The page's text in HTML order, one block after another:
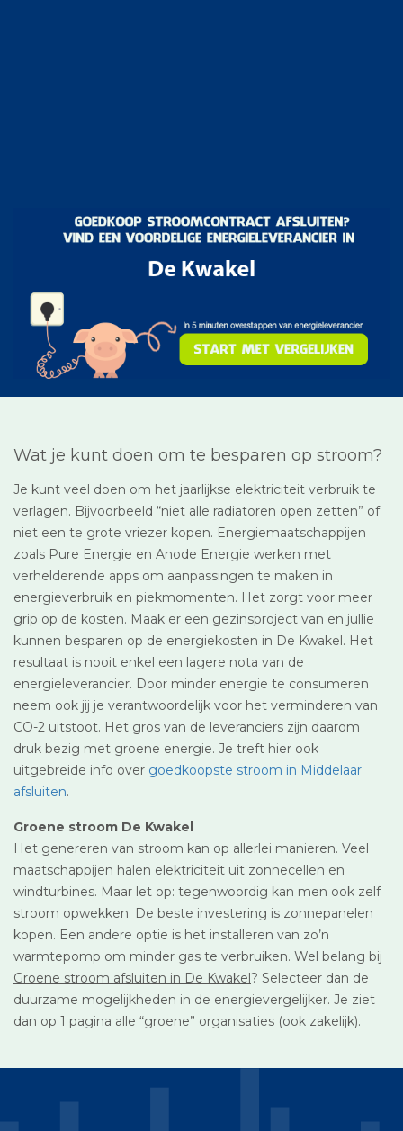
Wat je kunt doen om te besparen op stroom?
Je kunt veel doen om het jaarlijkse elektriciteit verbruik te
verlagen. Bijvoorbeeld “niet alle radiatoren open zetten” of
niet een te grote vriezer kopen. Energiemaatschappijen
zoals Pure Energie en Anode Energie werken met
verhelderende apps om aanpassingen te maken in
energieverbruik en piekmomenten. Het zorgt voor meer
grip op de kosten. Maak er een gezinsproject van en jullie
kunnen besparen op de energiekosten in De Kwakel. Het
resultaat is nooit enkel een lagere nota van de
energieleverancier. Door minder energie te consumeren
neem ook jij je verantwoordelijk voor het verminderen van
CO-2 uitstoot. Het gros van de leveranciers zijn daarom
druk bezig met groene energie. Je treft hier ook
uitgebreide info over goedkoopste stroom in Middelaar
afsluiten.
Groene stroom De Kwakel
Het genereren van stroom kan op allerlei manieren. Veel
maatschappijen halen elektriciteit uit zonnecellen en
windturbines. Maar let op: tegenwoordig kan men ook zelf
stroom opwekken. De beste investering is zonnepanelen
kopen. Een andere optie is het installeren van zo’n
warmtepomp om minder gas te verbruiken. Wel belang bij
Groene stroom afsluiten in De Kwakel? Selecteer dan de
duurzame mogelijkheden in de energievergelijker. Je ziet
dan op 1 pagina alle “groene” organisaties (ook zakelijk).